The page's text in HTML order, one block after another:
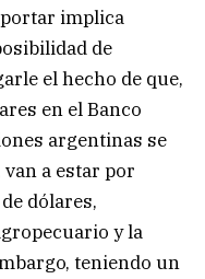
implica
de
el hecho de que,
en el Banco
argentinas se
a estar por
dólares,
y la
teniendo un